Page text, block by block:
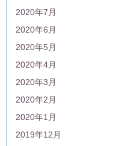
2020年7月
2020年6月
2020年5月
2020年4月
2020年3月
2020年2月
2020年1月
2019年12月